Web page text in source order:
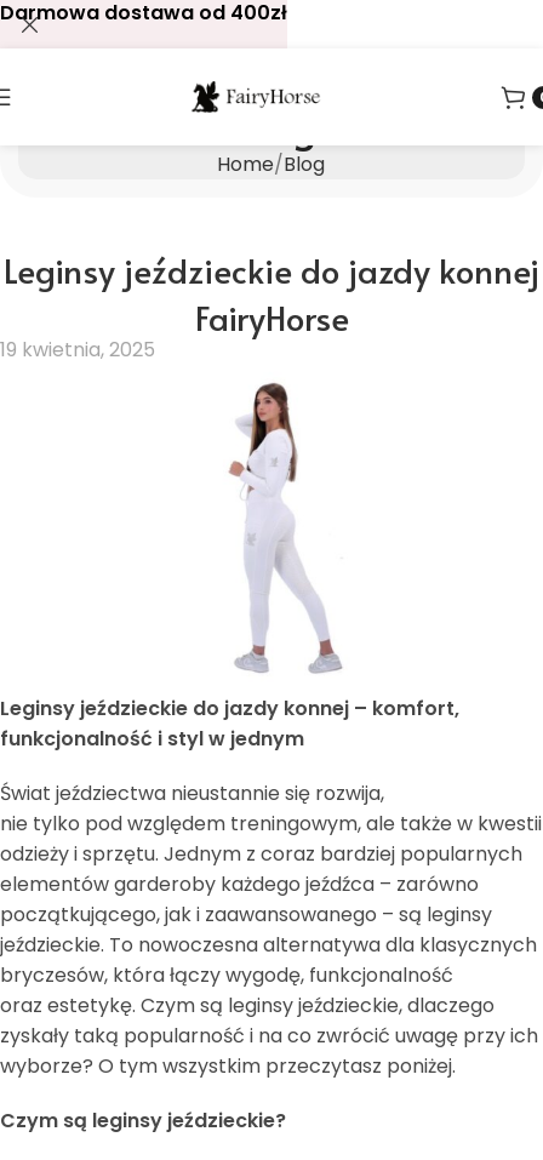
Blog
Home Blog
Leginsy jeździeckie do jazdy konnej
FairyHorse
19 kwietnia, 2025
Leginsy jeździeckie do jazdy konnej – komfort,
funkcjonalność i styl w jednym
Świat jeździectwa nieustannie się rozwija,
nie tylko pod względem treningowym, ale także w kwestii
odzieży i sprzętu. Jednym z coraz bardziej popularnych
elementów garderoby każdego jeźdźca – zarówno
początkującego, jak i zaawansowanego – są leginsy
jeździeckie. To nowoczesna alternatywa dla klasycznych
bryczesów, która łączy wygodę, funkcjonalność
oraz estetykę. Czym są leginsy jeździeckie, dlaczego
zyskały taką popularność i na co zwrócić uwagę przy ich
wyborze? O tym wszystkim przeczytasz poniżej.
Czym są leginsy jeździeckie?
Darmowa dostawa od 400zł